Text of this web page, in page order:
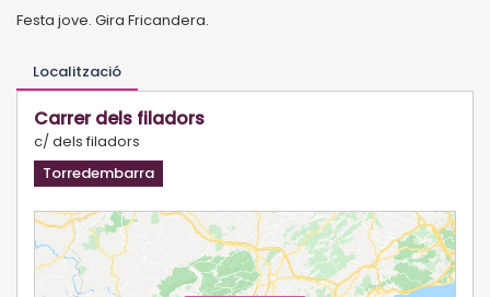
Festa jove. Gira Fricandera.
Localització
Carrer dels filadors
c/ dels filadors
Torredembarra